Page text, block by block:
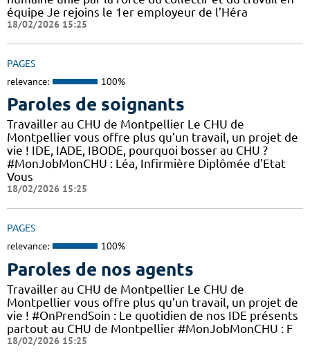
équipe Je rejoins le 1er employeur de l’Héra
18/02/2026 15:25
PAGES
relevance: 100%
Paroles de soignants
Travailler au CHU de Montpellier Le CHU de
Montpellier vous offre plus qu’un travail, un projet de
vie ! IDE, IADE, IBODE, pourquoi bosser au CHU ?
#MonJobMonCHU : Léa, Infirmière Diplômée d'Etat
Vous
18/02/2026 15:25
PAGES
relevance: 100%
Paroles de nos agents
Travailler au CHU de Montpellier Le CHU de
Montpellier vous offre plus qu’un travail, un projet de
vie ! #OnPrendSoin : Le quotidien de nos IDE présents
partout au CHU de Montpellier #MonJobMonCHU : F
18/02/2026 15:25